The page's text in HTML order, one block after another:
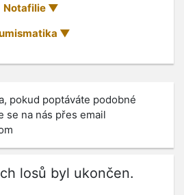
Notafilie
pokud poptáváte podobné
se na nás přes email
losů byl ukončen.